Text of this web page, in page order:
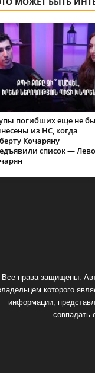
погибших еще не
из НС, когда
Кочаряну
список —
Все права защищены.
которого
информации,
совпадать